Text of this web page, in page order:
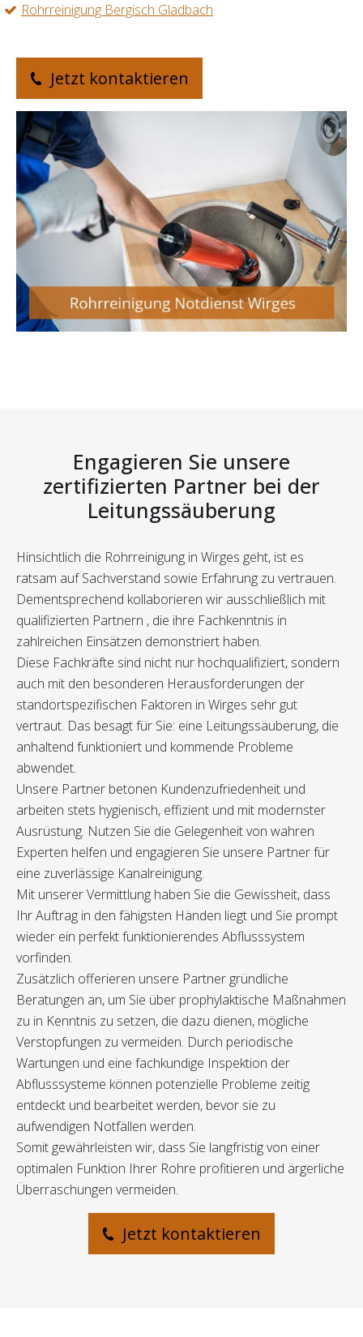
Rohrreinigung Bergisch Gladbach
Jetzt kontaktieren
Engagieren Sie unsere
zertifizierten Partner bei der
Leitungssäuberung
Hinsichtlich die Rohrreinigung in Wirges geht, ist es
ratsam auf Sachverstand sowie Erfahrung zu vertrauen.
Dementsprechend kollaborieren wir ausschließlich mit
qualifizierten Partnern , die ihre Fachkenntnis in
zahlreichen Einsätzen demonstriert haben.
Diese Fachkräfte sind nicht nur hochqualifiziert, sondern
auch mit den besonderen Herausforderungen der
standortspezifischen Faktoren in Wirges sehr gut
vertraut. Das besagt für Sie: eine Leitungssäuberung, die
anhaltend funktioniert und kommende Probleme
abwendet.
Unsere Partner betonen Kundenzufriedenheit und
arbeiten stets hygienisch, effizient und mit modernster
Ausrüstung. Nutzen Sie die Gelegenheit von wahren
Experten helfen und engagieren Sie unsere Partner für
eine zuverlässige Kanalreinigung.
Mit unserer Vermittlung haben Sie die Gewissheit, dass
Ihr Auftrag in den fähigsten Händen liegt und Sie prompt
wieder ein perfekt funktionierendes Abflusssystem
vorfinden.
Zusätzlich offerieren unsere Partner gründliche
Beratungen an, um Sie über prophylaktische Maßnahmen
zu in Kenntnis zu setzen, die dazu dienen, mögliche
Verstopfungen zu vermeiden. Durch periodische
Wartungen und eine fachkundige Inspektion der
Abflusssysteme können potenzielle Probleme zeitig
entdeckt und bearbeitet werden, bevor sie zu
aufwendigen Notfällen werden.
Somit gewährleisten wir, dass Sie langfristig von einer
optimalen Funktion Ihrer Rohre profitieren und ärgerliche
Überraschungen vermeiden.
Jetzt kontaktieren